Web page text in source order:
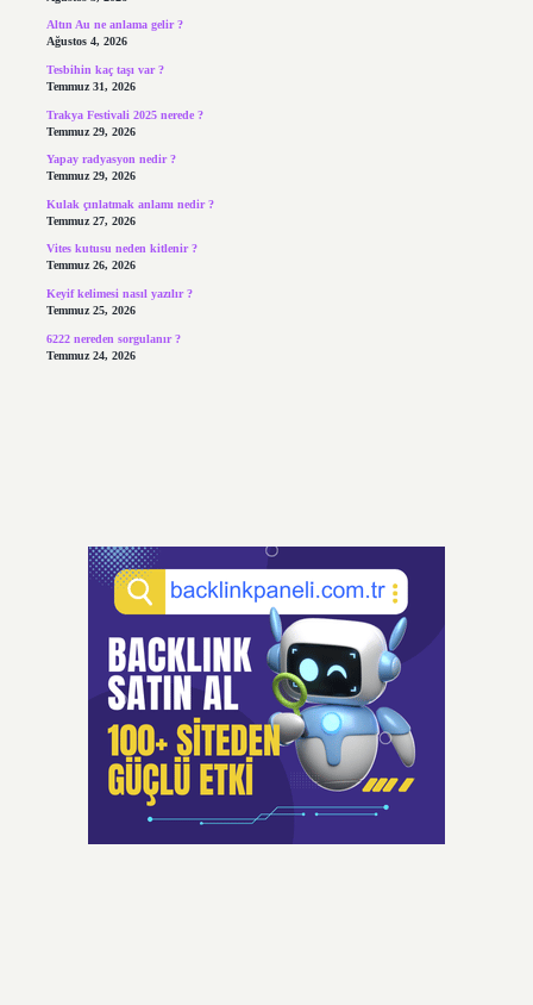
Altın Au ne anlama gelir ?
Ağustos 4, 2026
Tesbihin kaç taşı var ?
Temmuz 31, 2026
Trakya Festivali 2025 nerede ?
Temmuz 29, 2026
Yapay radyasyon nedir ?
Temmuz 29, 2026
Kulak çınlatmak anlamı nedir ?
Temmuz 27, 2026
Vites kutusu neden kitlenir ?
Temmuz 26, 2026
Keyif kelimesi nasıl yazılır ?
Temmuz 25, 2026
6222 nereden sorgulanır ?
Temmuz 24, 2026